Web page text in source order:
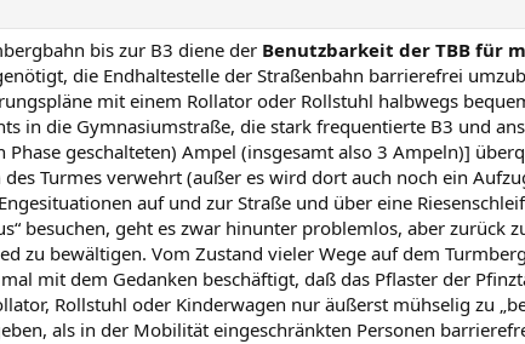
bis zur B3 diene der Benutzbarkeit der TBB für
die Endhaltestelle der Straßenbahn barrierefrei
mit einem Rollator oder Rollstuhl halbwegs
in die Gymnasiumstraße, die stark frequentierte B3 und
geschalteten) Ampel (insgesamt also 3 Ampeln)]
Turmes verwehrt (außer es wird dort auch noch ein
auf und zur Straße und über eine
besuchen, geht es zwar hinunter problemlos, aber zurück
zu bewältigen. Vom Zustand vieler Wege auf dem
mit dem Gedanken beschäftigt, daß das Pflaster der
Rollstuhl oder Kinderwagen nur äußerst mühselig zu
als in der Mobilität eingeschränkten Personen